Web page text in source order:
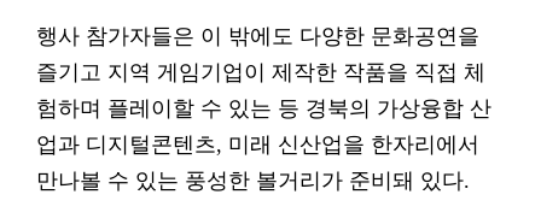
행사 참가자들은 이 밖에도 다양한 문화공연을
즐기고 지역 게임기업이 제작한 작품을 직접 체
험하며 플레이할 수 있는 등 경북의 가상융합 산
업과 디지털콘텐츠, 미래 신산업을 한자리에서
만나볼 수 있는 풍성한 볼거리가 준비돼 있다.